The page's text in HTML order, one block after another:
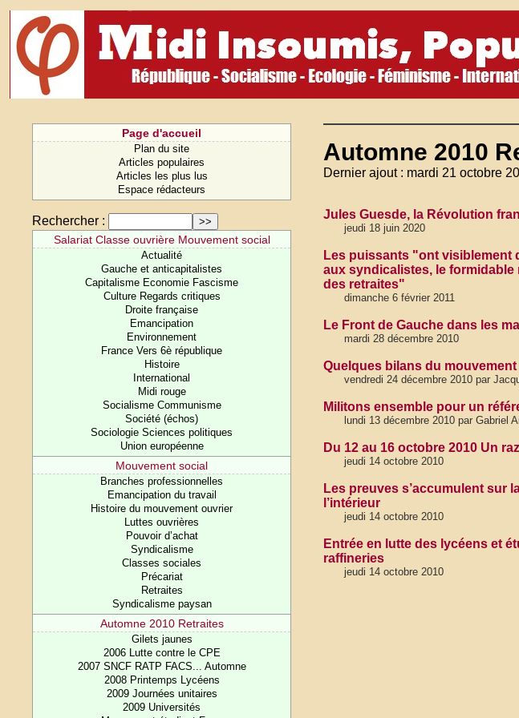
Page d'accueil
Plan du site
Articles populaires
Articles les plus lus
Espace rédacteurs
Rechercher :
Salariat Classe ouvrière Mouvement social
Actualité
Gauche et anticapitalistes
Capitalisme Economie Fascisme
Culture Regards critiques
Droite française
Emancipation
Environnement
France Vers 6è république
Histoire
International
Midi rouge
Socialisme Communisme
Société (échos)
Sociologie Sciences politiques
Union européenne
Mouvement social
Branches professionnelles
Emancipation du travail
Histoire du mouvement ouvrier
Luttes ouvrières
Pouvoir d’achat
Syndicalisme
Classes sociales
Précariat
Retraites
Syndicalisme paysan
Automne 2010 Retraites
Gilets jaunes
2006 Lutte contre le CPE
2007 SNCF RATP FACS... Automne
2008 Printemps Lycéens
2009 Journées unitaires
2009 Universités
Automne 2010
Dernier ajout : mardi 21 octobre
Jules Guesde, la Révolution
jeudi 18 juin 2020
Les puissants "ont visiblement
aux syndicalistes, le formidable
des retraites"
dimanche 6 février 2011
Le Front de Gauche dans les
mardi 28 décembre 2010
Quelques bilans du
vendredi 24 décembre 2010 par
Militons ensemble pour un
lundi 13 décembre 2010 par Gabriel
Du 12 au 16 octobre 2010 Un
jeudi 14 octobre 2010
Les preuves s’accumulent sur
l’intérieur
jeudi 14 octobre 2010
Entrée en lutte des lycéens et
raffineries
jeudi 14 octobre 2010